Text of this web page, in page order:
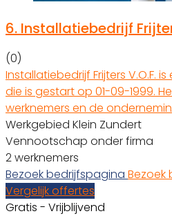
6. Installatiebedrijf
(0)
Installatiebedrijf Frijters V.O.F.
die is gestart op 01-09-1999.
werknemers en de
Werkgebied Klein Zundert
Vennootschap onder firma
2 werknemers
Bezoek bedrijfspagina Bezoek
Vergelijk offertes
Gratis - Vrijblijvend